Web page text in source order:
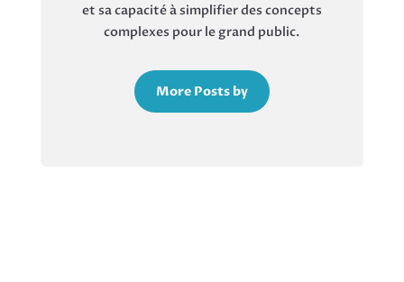
et sa capacité à simplifier des concepts
complexes pour le grand public.
More Posts by